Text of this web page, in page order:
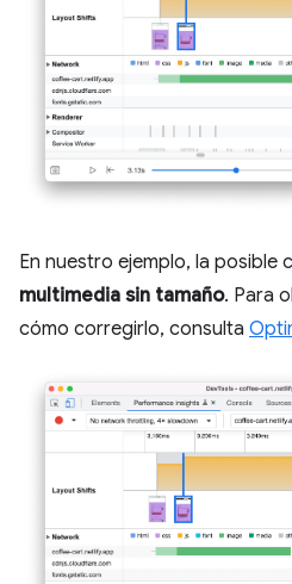
En nuestro ejemplo, la posible
multimedia sin tamaño. Para
cómo corregirlo, consulta